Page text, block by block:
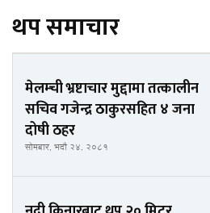
थप समाचार
मेलम्ची भ्रष्टाचार मुद्दामा तत्कालीन
सचिव गजेन्द्र ठाकुरसहित ४ जना
दोषी ठहर
सोमबार, भदौ २४, २०८१